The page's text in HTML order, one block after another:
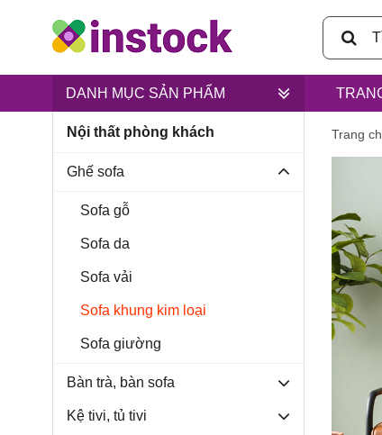
DANH MỤC SẢN PHẨM
Trụ sở
Lân, xã
Nội thất phòng khách
Ghế sofa
Sofa gỗ
Sofa da
Sofa vải
Sofa khung kim loại
Sofa giường
Bàn trà, bàn sofa
Kệ tivi, tủ tivi
Trang